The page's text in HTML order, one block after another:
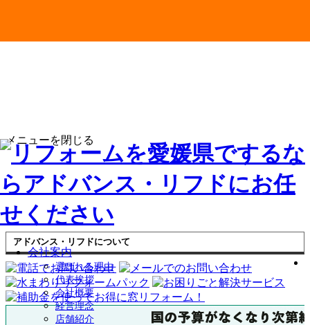
会社案内
選ばれる理由
代表挨拶
会社概要
経営理念
店舗紹介
メニューを閉じる
アドバンス・リフドについて